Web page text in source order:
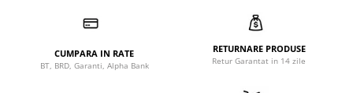
CUMPARA IN RATE
BT, BRD, Garanti, Alpha Bank
RETURNARE PRODUSE
Retur Garantat in 14 zile